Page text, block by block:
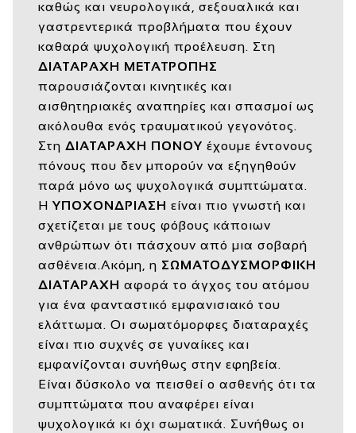
καθώς και νευρολογικά, σεξουαλικά και
γαστρεντερικά προβλήματα που έχουν
καθαρά ψυχολογική προέλευση. Στη
ΔΙΑΤΑΡΑΧΗ ΜΕΤΑΤΡΟΠΗΣ
παρουσιάζονται κινητικές και
αισθητηριακές αναπηρίες και σπασμοί ως
ακόλουθα ενός τραυματικού γεγονότος.
Στη ΔΙΑΤΑΡΑΧΗ ΠΟΝΟΥ έχουμε έντονους
πόνους που δεν μπορούν να εξηγηθούν
παρά μόνο ως ψυχολογικά συμπτώματα.
Η ΥΠΟΧΟΝΔΡΙΑΣΗ είναι πιο γνωστή και
σχετίζεται με τους φόβους κάποιων
ανθρώπων ότι πάσχουν από μια σοβαρή
ασθένεια.Ακόμη, η ΣΩΜΑΤΟΔΥΣΜΟΡΦΙΚΗ
ΔΙΑΤΑΡΑΧΗ αφορά το άγχος του ατόμου
για ένα φανταστικό εμφανισιακό του
ελάττωμα. Οι σωματόμορφες διαταραχές
είναι πιο συχνές σε γυναίκες και
εμφανίζονται συνήθως στην εφηβεία.
Είναι δύσκολο να πεισθεί ο ασθενής ότι τα
συμπτώματα που αναφέρει είναι
ψυχολογικά κι όχι σωματικά. Συνήθως οι